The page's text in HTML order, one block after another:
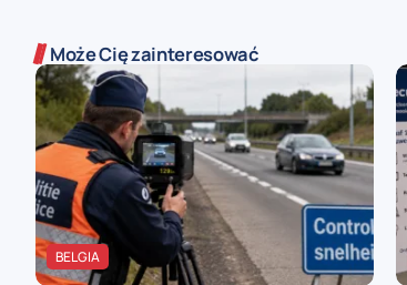
Może Cię zainteresować
BELGIA